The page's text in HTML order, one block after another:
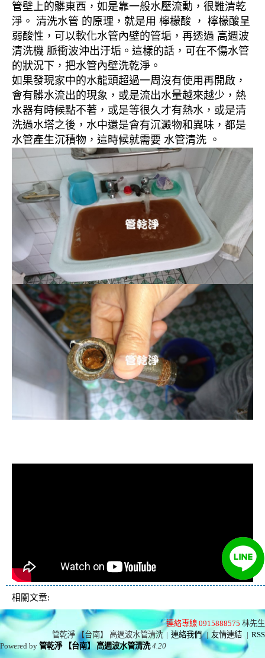
管壁上的髒東西，如是靠一般水壓流動，很難清乾
淨。 清洗水管 的原理，就是用 檸檬酸 ， 檸檬酸呈
弱酸性，可以軟化水管內壁的管垢，再透過 高週波
清洗機 脈衝波沖出汙垢。這樣的話，可在不傷水管
的狀況下，把水管內壁洗乾淨。
如果發現家中的水龍頭超過一周沒有使用再開啟，
會有髒水流出的現象，或是流出水量越來越少，熱
水器有時候點不著，或是等很久才有熱水，或是清
洗過水塔之後，水中還是會有沉澱物和異味，都是
水管產生沉積物，這時候就需要 水管清洗 。
相關文章:
連絡專線 0915888575 林先生
管乾淨 【台南】 高週波水管清洗 | 連絡我們 | 友情連結 | RSS
Powered by管乾淨 【台南】 高週波水管清洗 4.20